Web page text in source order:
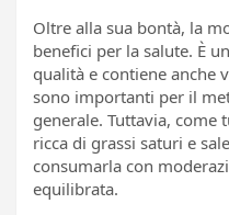
Oltre alla sua bontà, la
benefici per la salute. È
qualità e contiene anche
sono importanti per il
generale. Tuttavia,
ricca di grassi saturi e
consumarla con
equilibrata.